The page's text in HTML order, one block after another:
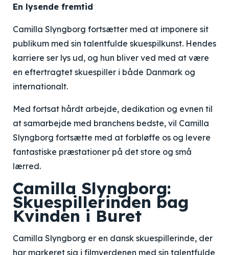
En lysende fremtid
Camilla Slyngborg fortsætter med at imponere sit
publikum med sin talentfulde skuespilkunst. Hendes
karriere ser lys ud, og hun bliver ved med at være
en eftertragtet skuespiller i både Danmark og
internationalt.
Med fortsat hårdt arbejde, dedikation og evnen til
at samarbejde med branchens bedste, vil Camilla
Slyngborg fortsætte med at forbløffe os og levere
fantastiske præstationer på det store og små
lærred.
Camilla Slyngborg:
Skuespillerinden bag
Kvinden i Buret
Camilla Slyngborg er en dansk skuespillerinde, der
har markeret sig i filmverdenen med sin talentfulde